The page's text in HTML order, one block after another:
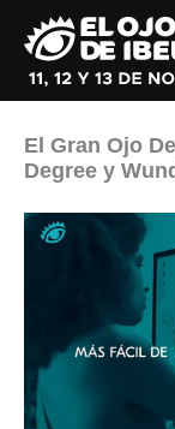
contenido
El Gran Ojo
Degree y